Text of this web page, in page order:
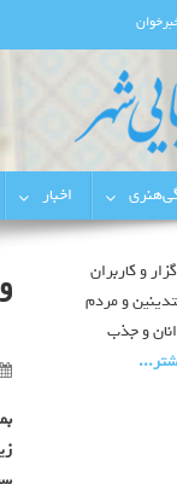
مسجد اخبار
و کاربران
و مردم
و جذب